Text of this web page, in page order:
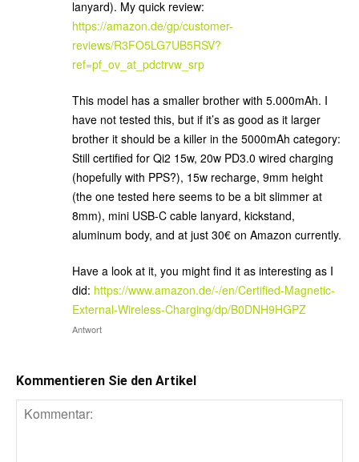
lanyard). My quick review:
https://amazon.de/gp/customer-
reviews/R3FO5LG7UB5RSV?
ref=pf_ov_at_pdctrvw_srp
This model has a smaller brother with 5.000mAh. I
have not tested this, but if it’s as good as it larger
brother it should be a killer in the 5000mAh category:
Still certified for Qi2 15w, 20w PD3.0 wired charging
(hopefully with PPS?), 15w recharge, 9mm height
(the one tested here seems to be a bit slimmer at
8mm), mini USB-C cable lanyard, kickstand,
aluminum body, and at just 30€ on Amazon currently.
Have a look at it, you might find it as interesting as I
did: https://www.amazon.de/-/en/Certified-Magnetic-
External-Wireless-Charging/dp/B0DNH9HGPZ
Antwort
Kommentieren Sie den Artikel